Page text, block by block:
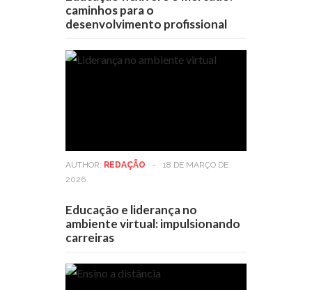
caminhos para o
desenvolvimento profissional
AUTHOR: REDAÇÃO -
18 DE MARÇO DE
2026
Educação e liderança no
ambiente virtual: impulsionando
carreiras